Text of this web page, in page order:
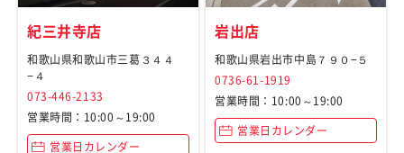
紀三井寺店
和歌山県和歌山市三葛３４４
−４
073-446-2133
営業時間：10:00～19:00
営業日カレンダー
岩出店
和歌山県岩出市中島７９０−５
0736-61-1919
営業時間：10:00～19:00
営業日カレンダー